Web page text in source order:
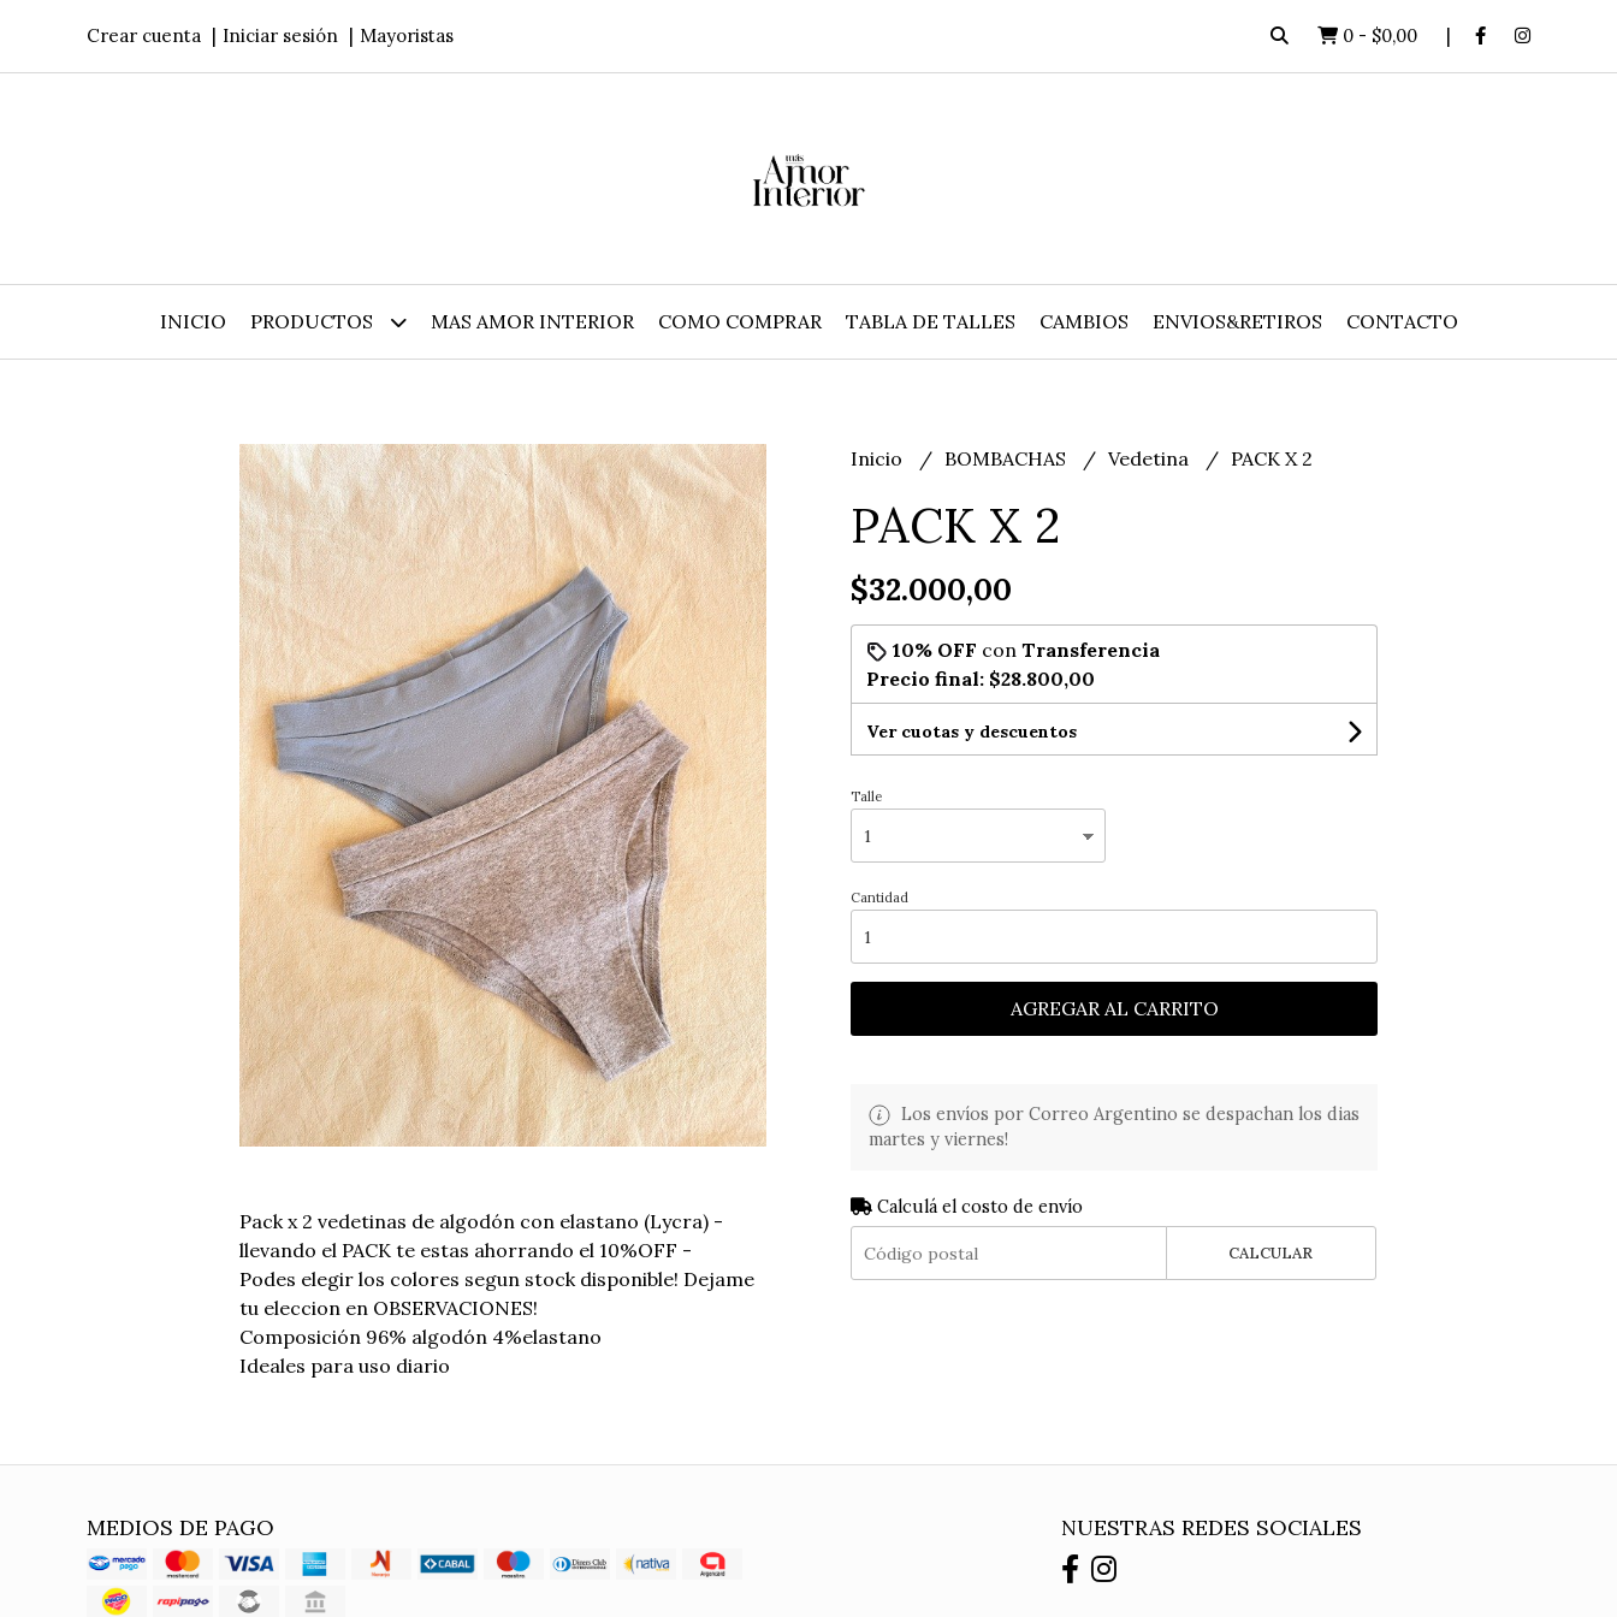
Crear cuenta Iniciar sesión Mayoristas 0 - $0,00
INICIO PRODUCTOS MAS AMOR INTERIOR COMO COMPRAR TABLA DE TALLES CAMBIOS ENVIOS&RETIROS CONTACTO
Pack x 2 vedetinas de algodón con elastano (Lycra) -
llevando el PACK te estas ahorrando el 10%OFF -
Podes elegir los colores segun stock disponible! Dejame
tu eleccion en OBSERVACIONES!
Composición 96% algodón 4%elastano
Ideales para uso diario
Inicio BOMBACHAS Vedetina PACK X 2
PACK X 2
$32.000,00
10% OFF con Transferencia
Precio final: $28.800,00
Ver cuotas y descuentos
Talle
Cantidad
AGREGAR AL CARRITO
Los envíos por Correo Argentino se despachan los dias
martes y viernes!
Calculá el costo de envío
CALCULAR
MEDIOS DE PAGO NUESTRAS REDES SOCIALES